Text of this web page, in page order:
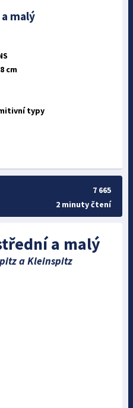
a malý
a Kleinspitz
malý
cm
typy
7 665
2 minuty čtení